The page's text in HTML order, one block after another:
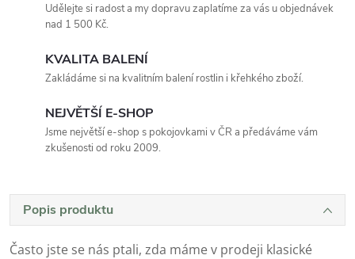
Udělejte si radost a my dopravu zaplatíme za vás u objednávek
nad 1 500 Kč.
KVALITA BALENÍ
Zakládáme si na kvalitním balení rostlin i křehkého zboží.
NEJVĚTŠÍ E-SHOP
Jsme největší e-shop s pokojovkami v ČR a předáváme vám
zkušenosti od roku 2009.
Popis produktu
Často jste se nás ptali, zda máme v prodeji klasické